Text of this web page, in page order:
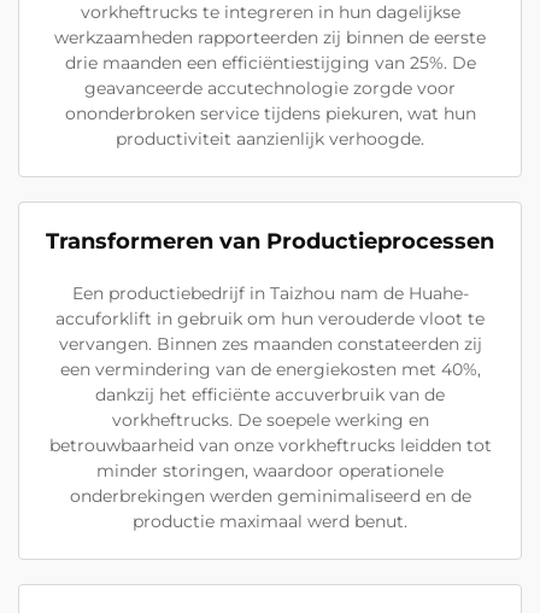
vorkheftrucks te integreren in hun dagelijkse
werkzaamheden rapporteerden zij binnen de eerste
drie maanden een efficiëntiestijging van 25%. De
geavanceerde accutechnologie zorgde voor
ononderbroken service tijdens piekuren, wat hun
productiviteit aanzienlijk verhoogde.
Transformeren van Productieprocessen
Een productiebedrijf in Taizhou nam de Huahe-
accuforklift in gebruik om hun verouderde vloot te
vervangen. Binnen zes maanden constateerden zij
een vermindering van de energiekosten met 40%,
dankzij het efficiënte accuverbruik van de
vorkheftrucks. De soepele werking en
betrouwbaarheid van onze vorkheftrucks leidden tot
minder storingen, waardoor operationele
onderbrekingen werden geminimaliseerd en de
productie maximaal werd benut.